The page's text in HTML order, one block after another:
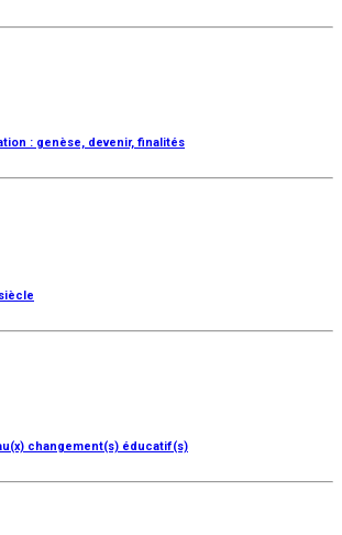
: genèse, devenir, finalités
siècle
changement(s) éducatif(s)